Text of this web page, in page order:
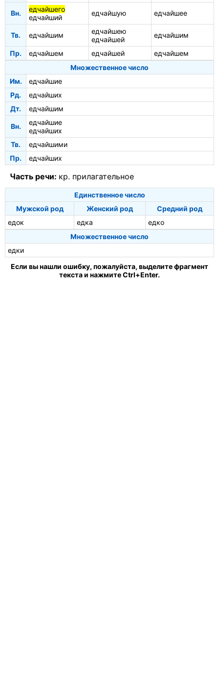
Вн.
едчайшего
едчайший
едчайшую едчайшее
Тв. едчайшим
едчайшею
едчайшей
едчайшим
Пр. едчайшем едчайшей
едчайшем
Множественное число
Им.
едчайшие
Рд.
едчайших
Дт.
едчайшим
Вн.
едчайшие
едчайших
Тв.
едчайшими
Пр.
едчайших
Часть речи: кр. прилагательное
Единственное число
Мужской род
Женский род
Средний род
едок
едка
едко
Множественное число
едки
Если вы нашли ошибку, пожалуйста, выделите фрагмент
текста и нажмите Ctrl+Enter.